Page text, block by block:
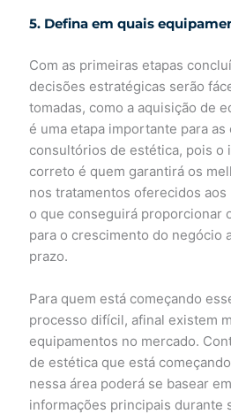
5. Defina em quais
Com as primeiras etapas
decisões estratégicas serão
tomadas, como a aquisição de
é uma etapa importante para as
consultórios de estética, pois o
correto é quem garantirá os
nos tratamentos oferecidos aos
o que conseguirá proporcionar
para o crescimento do negócio
prazo.
Para quem está começando
processo difícil, afinal existem
equipamentos no mercado.
de estética que está
nessa área poderá se basear
informações principais durante